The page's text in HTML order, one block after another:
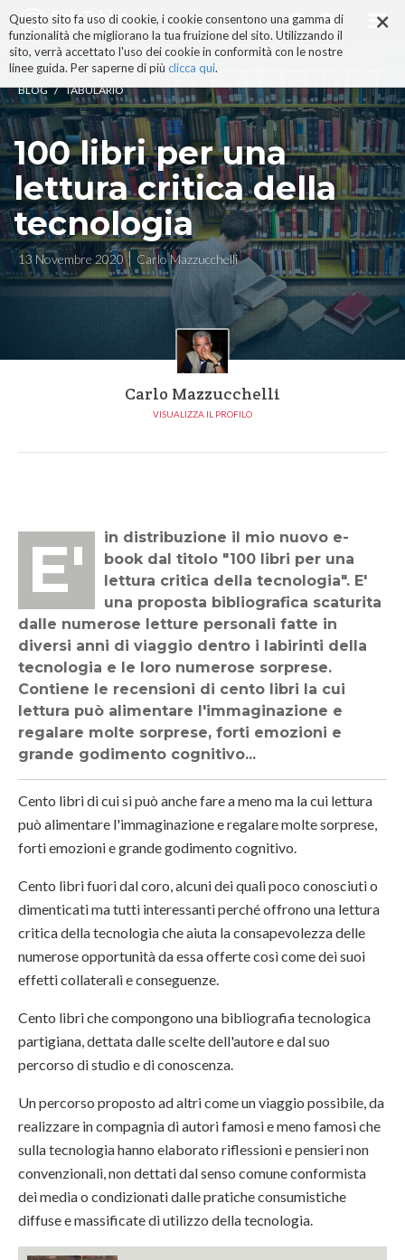
×
Questo sito fa uso di cookie, i cookie consentono una gamma di
funzionalità che migliorano la tua fruizione del sito. Utilizzando il
sito, verrà accettato l'uso dei cookie in conformità con le nostre
linee guida. Per saperne di più clicca qui.
ai
contenuti.
|
alla
navigazione
BLOG / TABULARIO
100 libri per una
lettura critica della
tecnologia
13 Novembre 2020 Carlo Mazzucchelli
Carlo Mazzucchelli
VISUALIZZA IL PROFILO
E' in distribuzione il mio nuovo e-
book dal titolo "100 libri per una
lettura critica della tecnologia". E'
una proposta bibliografica scaturita
dalle numerose letture personali fatte in
diversi anni di viaggio dentro i labirinti della
tecnologia e le loro numerose sorprese.
Contiene le recensioni di cento libri la cui
lettura può alimentare l'immaginazione e
regalare molte sorprese, forti emozioni e
grande godimento cognitivo...
Cento libri di cui si può anche fare a meno ma la cui lettura
può alimentare l'immaginazione e regalare molte sorprese,
forti emozioni e grande godimento cognitivo.
Cento libri fuori dal coro, alcuni dei quali poco conosciuti o
dimenticati ma tutti interessanti perché offrono una lettura
critica della tecnologia che aiuta la consapevolezza delle
numerose opportunità da essa offerte così come dei suoi
effetti collaterali e conseguenze.
Cento libri che compongono una bibliografia tecnologica
partigiana, dettata dalle scelte dell'autore e dal suo
percorso di studio e di conoscenza.
Un percorso proposto ad altri come un viaggio possibile, da
realizzare in compagnia di autori famosi e meno famosi che
sulla tecnologia hanno elaborato riflessioni e pensieri non
convenzionali, non dettati dal senso comune conformista
dei media o condizionati dalle pratiche consumistiche
diffuse e massificate di utilizzo della tecnologia.